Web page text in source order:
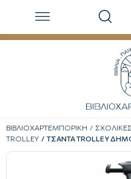
ΒΙΒΛΙΟΧΑΡΤΕΜΠΟΡΙΚΗ
TROLLEY
ΤΣΑΝΤΑ TROLLEY